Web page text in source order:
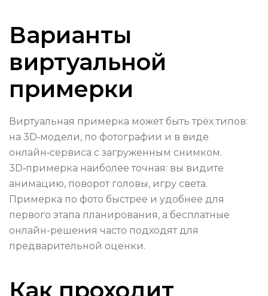
Варианты
виртуальной
примерки
Виртуальная примерка может быть трёх типов:
на 3D‑модели, по фотографии и в виде
онлайн‑сервиса с загруженным снимком.
3D‑примерка наиболее точная: вы видите
анимацию, поворот головы, игру света.
Примерка по фото быстрее и удобнее для
первого этапа планирования, а бесплатные
онлайн-решения часто подходят для
предварительной оценки.